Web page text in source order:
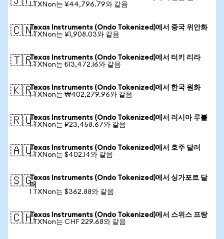
1 TXNon는 ¥44,796.79와 같음
🇨🇳Texas Instruments (Ondo Tokenized)에서 중국 위안화
1 TXNon는 ¥1,908.03와 같음
🇹🇷Texas Instruments (Ondo Tokenized)에서 터키 리라
1 TXNon는 ₺13,472.16와 같음
🇰🇷Texas Instruments (Ondo Tokenized)에서 한국 원화
1 TXNon는 ₩402,279.96와 같음
🇷🇺Texas Instruments (Ondo Tokenized)에서 러시아 루블
1 TXNon는 ₽23,458.67와 같음
🇦🇺Texas Instruments (Ondo Tokenized)에서 호주 달러
1 TXNon는 $402.14와 같음
🇸🇬Texas Instruments (Ondo Tokenized)에서 싱가포르 달
러
1 TXNon는 $362.88와 같음
🇨🇭Texas Instruments (Ondo Tokenized)에서 스위스 프랑
1 TXNon는 CHF 229.68와 같음